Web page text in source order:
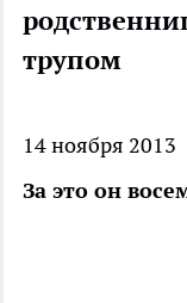
трупом
14 ноября 2013
За это он